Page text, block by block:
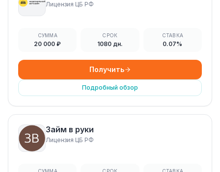
Лицензия ЦБ РФ
СУММА
20 000 ₽
СРОК
1080 дн.
СТАВКА
0.07%
Получить
Подробный обзор
Займ в руки
Лицензия ЦБ РФ